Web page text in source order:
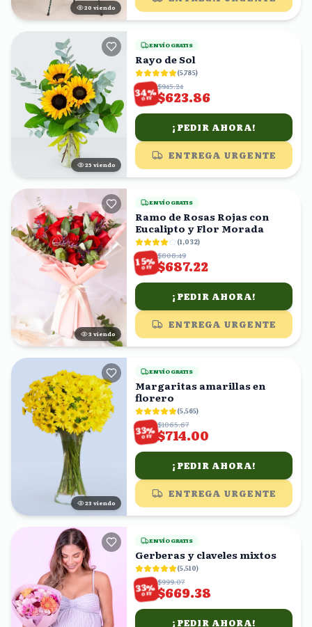
21 viendo
25 viendo
ENVÍO GRATIS
Rayo de Sol
(5,785)
34%
OFF
$945.24
$623.86
¡PEDIR AHORA!
ENTREGA URGENTE
3 viendo
ENVÍO GRATIS
Ramo de Rosas Rojas con
Eucalipto y Flor Morada
(1,032)
15%
OFF
$808.49
$687.22
¡PEDIR AHORA!
ENTREGA URGENTE
24 viendo
ENVÍO GRATIS
Margaritas amarillas en
florero
(5,565)
33%
OFF
$1065.67
$714.00
¡PEDIR AHORA!
ENTREGA URGENTE
ENVÍO GRATIS
Gerberas y claveles mixtos
(5,510)
33%
OFF
$999.07
$669.38
¡PEDIR AHORA!